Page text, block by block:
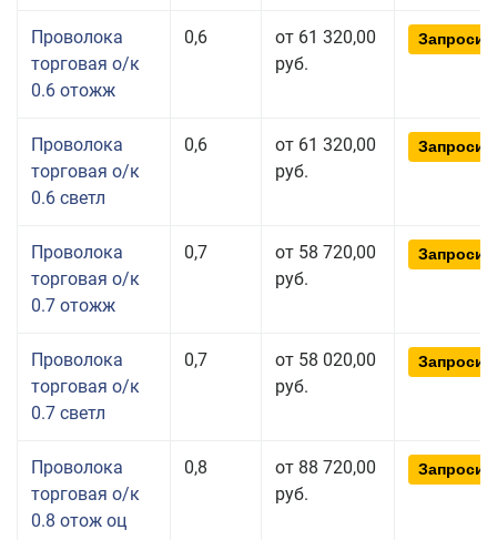
Проволока
торговая о/к
0.6 отожж
0,6
от 61 320,00
руб.
Проволока
торговая о/к
0.6 светл
0,6
от 61 320,00
руб.
Проволока
торговая о/к
0.7 отожж
0,7
от 58 720,00
руб.
Проволока
торговая о/к
0.7 светл
0,7
от 58 020,00
руб.
Проволока
торговая о/к
0.8 отож оц
0,8
от 88 720,00
руб.